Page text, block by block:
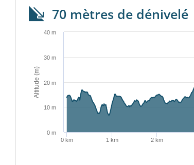
70 mètres de dénivelé
Altitude (m)
0 km 1 km 2 km
0 m
10 m
20 m
30 m
40 m